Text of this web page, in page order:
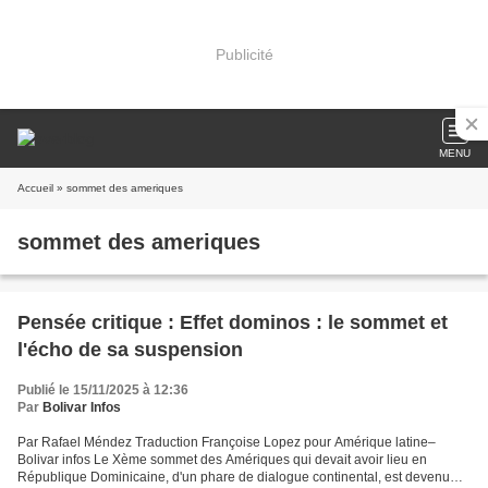
Publicité
MENU
Accueil » sommet des ameriques
sommet des ameriques
Pensée critique : Effet dominos : le sommet et
l'écho de sa suspension
Publié le 15/11/2025 à 12:36
Par Bolivar Infos
Par Rafael Méndez Traduction Françoise Lopez pour Amérique latine–
Bolivar infos Le Xème sommet des Amériques qui devait avoir lieu en
République Dominicaine, d'un phare de dialogue continental, est devenu